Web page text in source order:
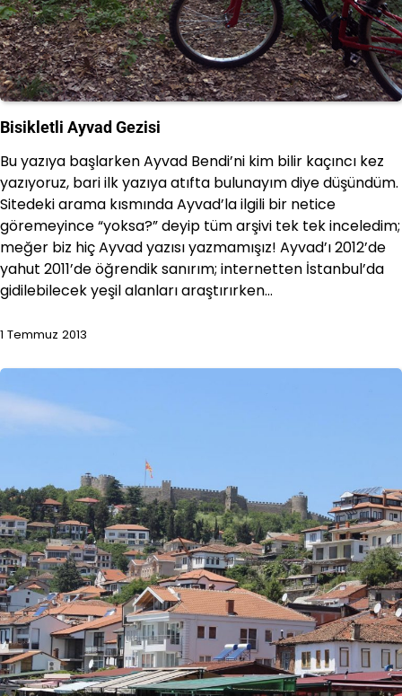
Bisikletli Ayvad Gezisi
Bu yazıya başlarken Ayvad Bendi’ni kim bilir kaçıncı kez
yazıyoruz, bari ilk yazıya atıfta bulunayım diye düşündüm.
Sitedeki arama kısmında Ayvad’la ilgili bir netice
göremeyince “yoksa?” deyip tüm arşivi tek tek inceledim;
meğer biz hiç Ayvad yazısı yazmamışız! Ayvad’ı 2012’de
yahut 2011’de öğrendik sanırım; internetten İstanbul’da
gidilebilecek yeşil alanları araştırırken…
1 Temmuz 2013